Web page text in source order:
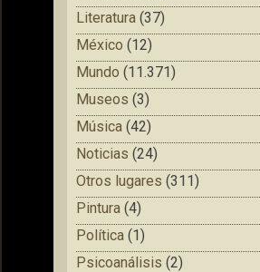
Literatura (37)
México (12)
Mundo (11.371)
Museos (3)
Música (42)
Noticias (24)
Otros lugares (311)
Pintura (4)
Política (1)
Psicoanálisis (2)